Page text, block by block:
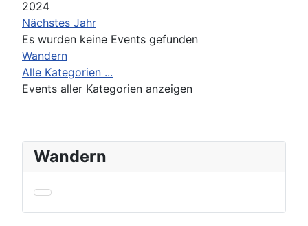
2024
Nächstes Jahr
Es wurden keine Events gefunden
Limite der Paginierungsliste
Wandern
Alle Kategorien ...
Events aller Kategorien anzeigen
Wandern